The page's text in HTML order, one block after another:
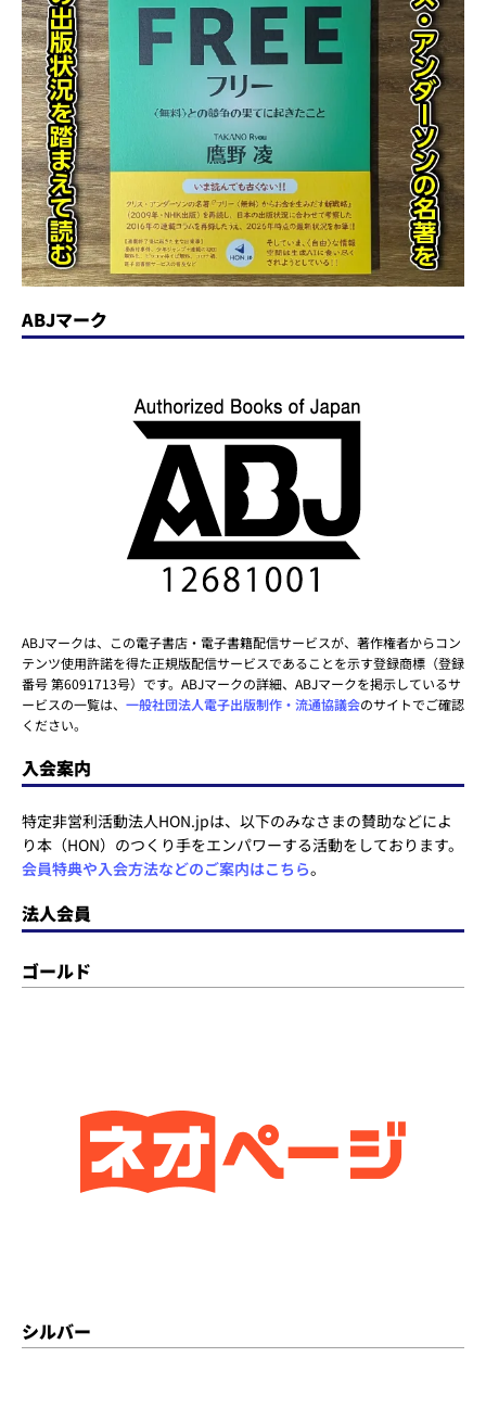
ABJマーク
ABJマークは、この電子書店・電子書籍配信サービスが、著作権者からコン
テンツ使用許諾を得た正規版配信サービスであることを示す登録商標（登録
番号 第6091713号）です。ABJマークの詳細、ABJマークを掲示しているサ
ービスの一覧は、 一般社団法人電子出版制作・流通協議会のサイトでご確認
ください。
入会案内
特定非営利活動法人HON.jpは、以下のみなさまの賛助などによ
り本（HON）のつくり手をエンパワーする活動をしております。
会員特典や入会方法などのご案内はこちら。
法人会員
ゴールド
シルバー